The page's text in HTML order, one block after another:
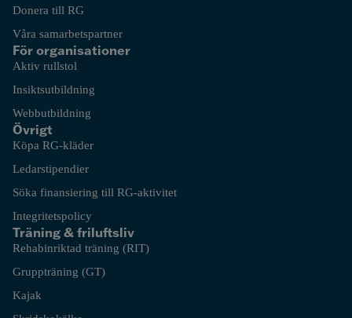
Donera till RG
Våra samarbetspartner
För organisationer
Aktiv rullstol
Insiktsutbildning
Webbutbildning
Övrigt
Köpa RG-kläder
Ledarstipendier
Söka finansiering till RG-aktivitet
Integritetspolicy
Träning & friluftsliv
Rehabinriktad träning (RIT)
Gruppträning (GT)
Kajak